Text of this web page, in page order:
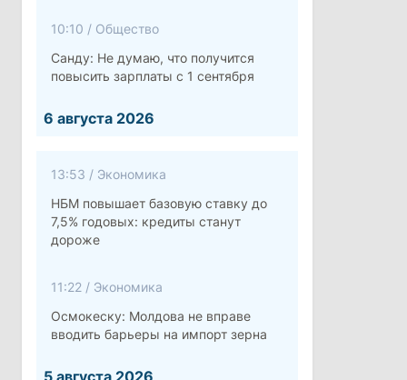
10:10 / Общество
Санду: Не думаю, что получится
повысить зарплаты с 1 сентября
6 августа 2026
13:53 / Экономика
НБМ повышает базовую ставку до
7,5% годовых: кредиты станут
дороже
11:22 / Экономика
Осмокеску: Молдова не вправе
вводить барьеры на импорт зерна
5 августа 2026